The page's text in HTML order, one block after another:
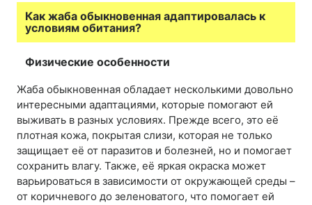
Как жаба обыкновенная адаптировалась к
условиям обитания?
Физические особенности
Жаба обыкновенная обладает несколькими довольно
интересными адаптациями, которые помогают ей
выживать в разных условиях. Прежде всего, это её
плотная кожа, покрытая слизи, которая не только
защищает её от паразитов и болезней, но и помогает
сохранить влагу. Также, её яркая окраска может
варьироваться в зависимости от окружающей среды –
от коричневого до зеленоватого, что помогает ей